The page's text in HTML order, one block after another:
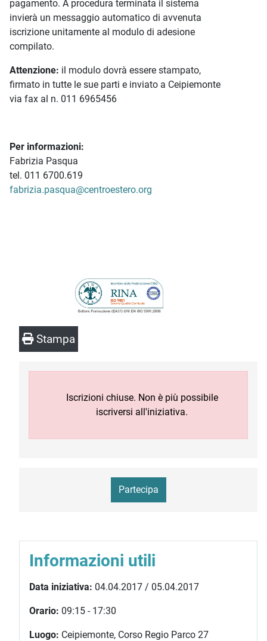
pagamento. A procedura terminata il sistema
invierà un messaggio automatico di avvenuta
iscrizione unitamente al modulo di adesione
compilato.
Attenzione: il modulo dovrà essere stampato,
firmato in tutte le sue parti e inviato a Ceipiemonte
via fax al n. 011 6965456
Per informazioni:
Fabrizia Pasqua
tel. 011 6700.619
fabrizia.pasqua@centroestero.org
Stampa
Iscrizioni chiuse. Non è più possibile
iscriversi all'iniziativa.
Partecipa
Informazioni utili
Data iniziativa: 04.04.2017 / 05.04.2017
Orario: 09:15 - 17:30
Luogo: Ceipiemonte, Corso Regio Parco 27